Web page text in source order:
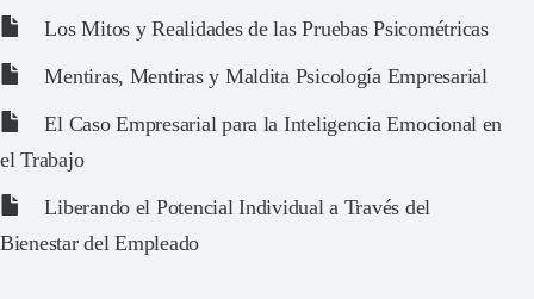
Los Mitos y Realidades de las Pruebas Psicométricas
Mentiras, Mentiras y Maldita Psicología Empresarial
El Caso Empresarial para la Inteligencia Emocional en
el Trabajo
Liberando el Potencial Individual a Través del
Bienestar del Empleado